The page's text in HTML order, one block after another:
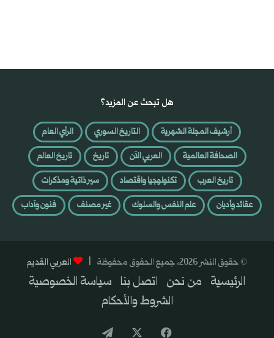
هل تبحث عن المزيد؟
أرشيف المجلة الشهرية التاريخ السوري
الرأي العام
الصحافة العالمية
العربي الآن تاريخ
تاريخ العالم
تاريخ العرب
تكنولوجيا واقتصاد
سير ذاتية ومذكرات
عقائد وأديان
علم النفس والسلوك غير مصنف فنون وآداب
© حقوق النشر 2026، جميع الحقوق محفوظة | العربي القديم
الرئيسية من نحن اتصل بنا سياسة الخصوصية
الشروط والأحكام
فيسبوك